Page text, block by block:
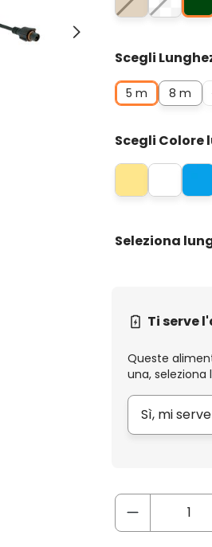
Scegli
5 m 8 m
Scegli Colore
Seleziona
Ti serve
Queste
una, seleziona
Sì, mi serve